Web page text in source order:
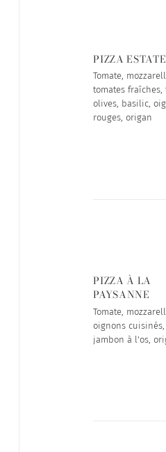
PIZZA ESTATE
Tomate,
tomates fraîches,
olives, basilic,
rouges, origan
PIZZA À LA
PAYSANNE
Tomate,
oignons cuisinés,
jambon à l'os,